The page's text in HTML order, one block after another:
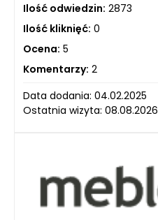
Ilość odwiedzin: 2873
Ilość kliknięć: 0
Ocena: 5
Komentarzy: 2
Data dodania: 04.02.2025
Ostatnia wizyta: 08.08.2026